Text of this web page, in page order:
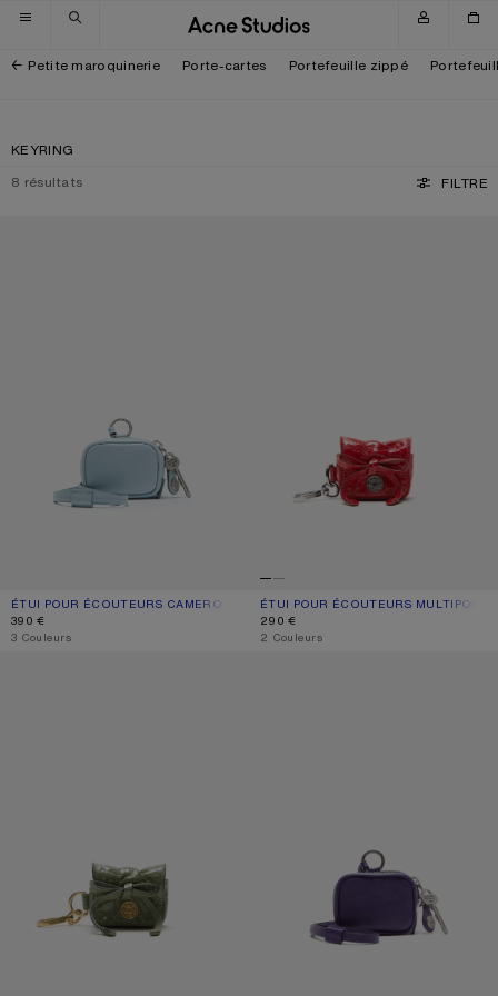
Passer à la navigation
Passer au contenu principal
Passer au bas de page
Petite maroquinerie Porte-cartes Portefeuille zippé
KEYRING
8 résultats FILTRE
ÉTUI POUR ÉCOUTEURS CAMERO CLIP
COULEUR ACTUELLE: BLEU
PRIX : 390 €.
390 €
,3 Couleurs
ÉTUI POUR ÉCOUTEURS
COULEUR ACTUELLE: ROUGE
PRIX : 290 €.
290 €
,2 Couleurs